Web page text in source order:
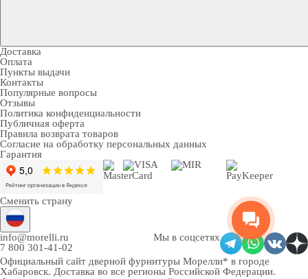
Доставка
Оплата
Пункты выдачи
Контакты
Популярные вопросы
Отзывы
Политика конфиденциальности
Публичная оферта
Правила возврата товаров
Согласие на обработку персональных данных
Гарантия
Сменить страну
info@morelli.ru
7 800 301-41-02
Мы в соцсетях
Официальный сайт дверной фурнитуры Морелли* в городе
Хабаровск. Доставка во все регионы Российской Федерации.